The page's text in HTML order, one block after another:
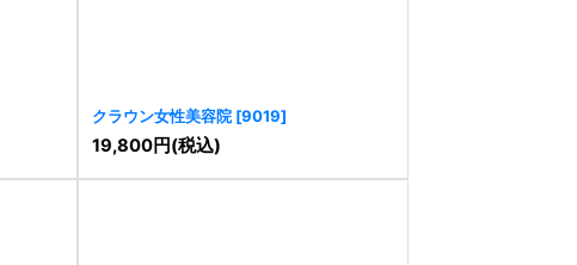
クラウン女性美容院 [9019]
19,800円(税込)